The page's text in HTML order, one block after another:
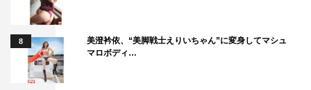
8
美澄衿依、“美脚戦士えりいちゃん”に変身してマシュ
マロボディ…